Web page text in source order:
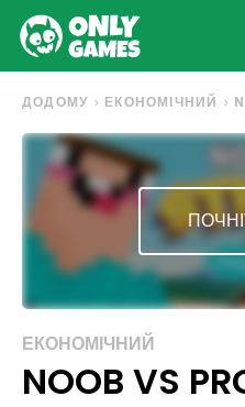
ДОДОМУ ЕКОНОМІЧНИЙ
ЕКОНОМІЧНИЙ
NOOB VS